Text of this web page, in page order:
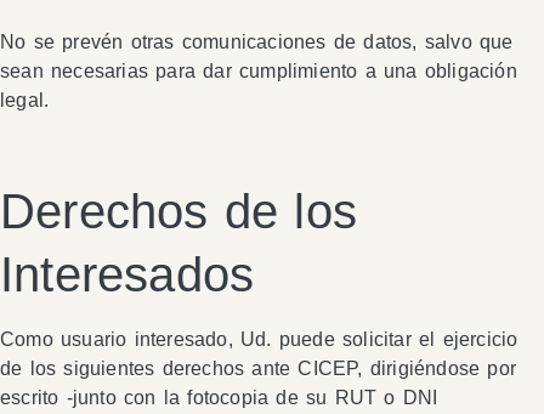
No se prevén otras comunicaciones de datos, salvo que
sean necesarias para dar cumplimiento a una obligación
legal.
Derechos de los
Interesados
Como usuario interesado, Ud. puede solicitar el ejercicio
de los siguientes derechos ante CICEP, dirigiéndose por
escrito -junto con la fotocopia de su RUT o DNI